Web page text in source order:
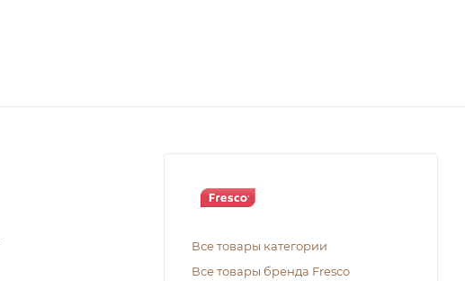
Все товары категории
Все товары бренда Fresco